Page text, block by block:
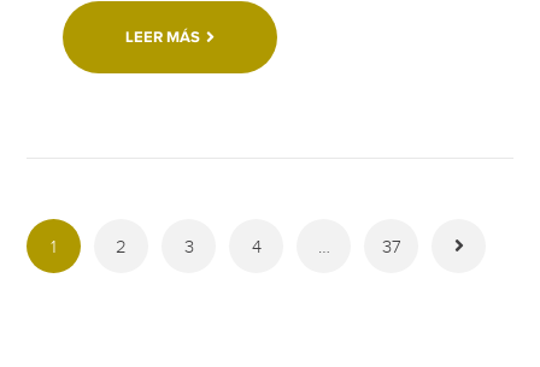
LEER MÁS
1 2 3 4 … 37